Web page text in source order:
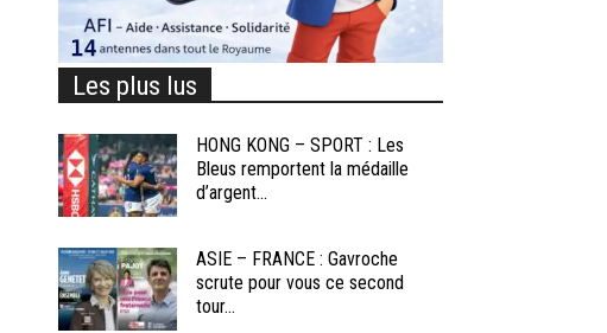
Les plus lus
HONG KONG – SPORT : Les
Bleus remportent la médaille
d’argent...
ASIE – FRANCE : Gavroche
scrute pour vous ce second
tour...